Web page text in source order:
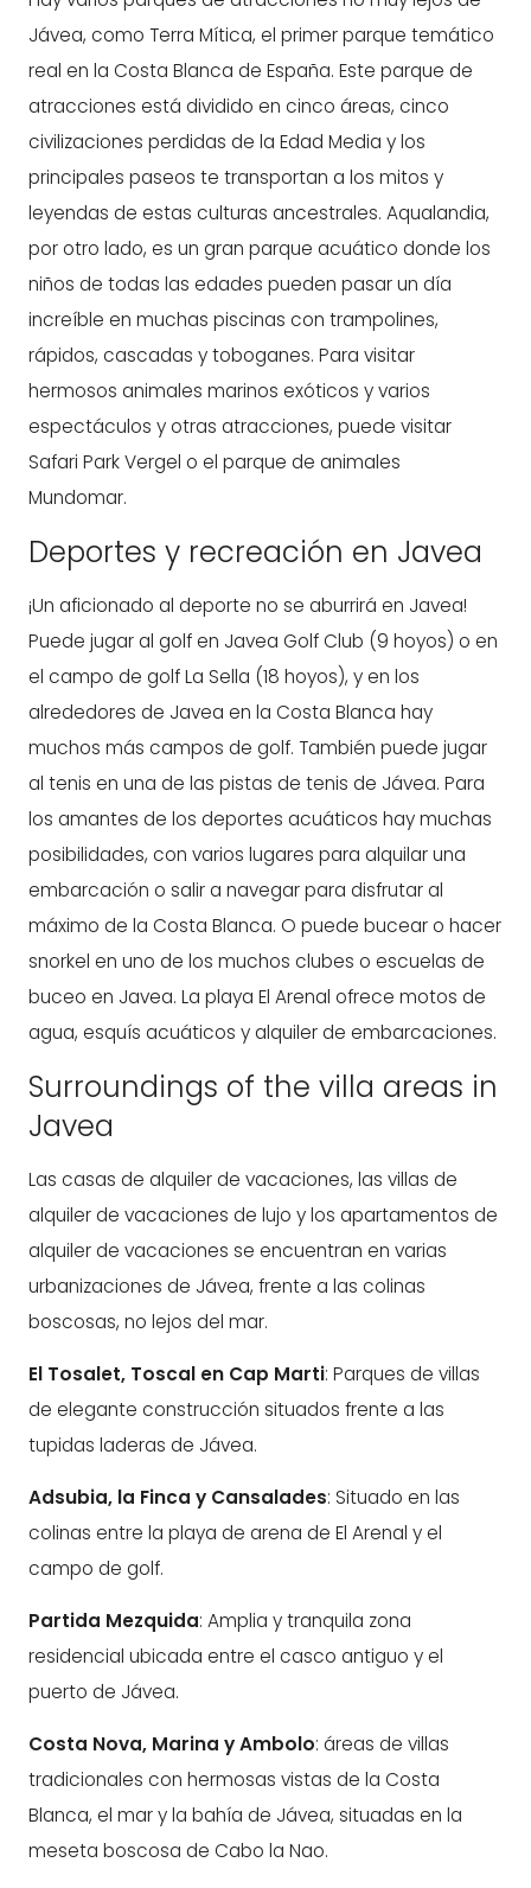
Jávea, como Terra Mítica, el primer parque temático
real en la Costa Blanca de España. Este parque de
atracciones está dividido en cinco áreas, cinco
civilizaciones perdidas de la Edad Media y los
principales paseos te transportan a los mitos y
leyendas de estas culturas ancestrales. Aqualandia,
por otro lado, es un gran parque acuático donde los
niños de todas las edades pueden pasar un día
increíble en muchas piscinas con trampolines,
rápidos, cascadas y toboganes. Para visitar
hermosos animales marinos exóticos y varios
espectáculos y otras atracciones, puede visitar
Safari Park Vergel o el parque de animales
Mundomar.
Deportes y recreación en Javea
¡Un aficionado al deporte no se aburrirá en Javea!
Puede jugar al golf en Javea Golf Club (9 hoyos) o en
el campo de golf La Sella (18 hoyos), y en los
alrededores de Javea en la Costa Blanca hay
muchos más campos de golf. También puede jugar
al tenis en una de las pistas de tenis de Jávea. Para
los amantes de los deportes acuáticos hay muchas
posibilidades, con varios lugares para alquilar una
embarcación o salir a navegar para disfrutar al
máximo de la Costa Blanca. O puede bucear o hacer
snorkel en uno de los muchos clubes o escuelas de
buceo en Javea. La playa El Arenal ofrece motos de
agua, esquís acuáticos y alquiler de embarcaciones.
Surroundings of the villa areas in
Javea
Las casas de alquiler de vacaciones, las villas de
alquiler de vacaciones de lujo y los apartamentos de
alquiler de vacaciones se encuentran en varias
urbanizaciones de Jávea, frente a las colinas
boscosas, no lejos del mar.
El Tosalet, Toscal en Cap Marti: Parques de villas
de elegante construcción situados frente a las
tupidas laderas de Jávea.
Adsubia, la Finca y Cansalades: Situado en las
colinas entre la playa de arena de El Arenal y el
campo de golf.
Partida Mezquida: Amplia y tranquila zona
residencial ubicada entre el casco antiguo y el
puerto de Jávea.
Costa Nova, Marina y Ambolo: áreas de villas
tradicionales con hermosas vistas de la Costa
Blanca, el mar y la bahía de Jávea, situadas en la
meseta boscosa de Cabo la Nao.